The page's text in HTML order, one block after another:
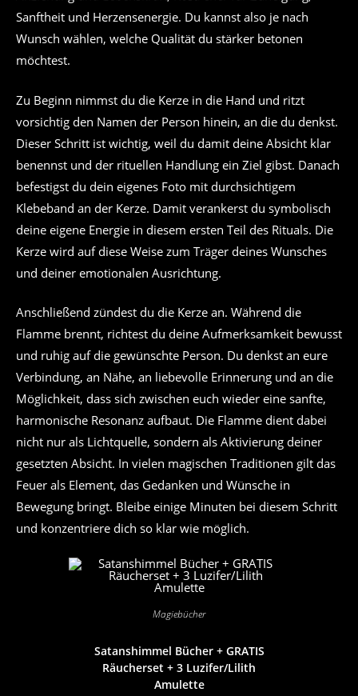
Sanftheit und Herzensenergie. Du kannst also je nach
Wunsch wählen, welche Qualität du stärker betonen
möchtest.
Zu Beginn nimmst du die Kerze in die Hand und ritzt
vorsichtig den Namen der Person hinein, an die du denkst.
Dieser Schritt ist wichtig, weil du damit deine Absicht klar
benennst und der rituellen Handlung ein Ziel gibst. Danach
befestigst du dein eigenes Foto mit durchsichtigem
Klebeband an der Kerze. Damit verankerst du symbolisch
deine eigene Energie in diesem ersten Teil des Rituals. Die
Kerze wird auf diese Weise zum Träger deines Wunsches
und deiner emotionalen Ausrichtung.
Anschließend zündest du die Kerze an. Während die
Flamme brennt, richtest du deine Aufmerksamkeit bewusst
und ruhig auf die gewünschte Person. Du denkst an eure
Verbindung, an Nähe, an liebevolle Erinnerung und an die
Möglichkeit, dass sich zwischen euch wieder eine sanfte,
harmonische Resonanz aufbaut. Die Flamme dient dabei
nicht nur als Lichtquelle, sondern als Aktivierung deiner
gesetzten Absicht. In vielen magischen Traditionen gilt das
Feuer als Element, das Gedanken und Wünsche in
Bewegung bringt. Bleibe einige Minuten bei diesem Schritt
und konzentriere dich so klar wie möglich.
Magiebücher
Satanshimmel Bücher + GRATIS
Räucherset + 3 Luzifer/Lilith
Amulette